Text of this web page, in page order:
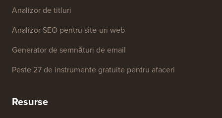
Analizor de titluri
Analizor SEO pentru site-uri web
Generator de semnături de email
Peste 27 de instrumente gratuite pentru afaceri
Resurse